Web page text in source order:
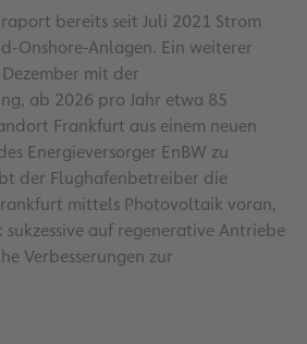
bereits seit Juli 2021 Strom
Onshore-Anlagen. Ein weiterer
mit der
ab 2026 pro Jahr etwa 85
Frankfurt aus einem neuen
Energieversorger EnBW zu
der Flughafenbetreiber die
mittels Photovoltaik voran,
auf regenerative Antriebe
Verbesserungen zur